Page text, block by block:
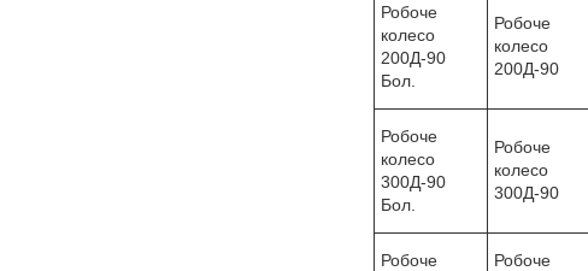
Робоче
колесо
200Д-90
Бол.
Робоче
колесо
200Д-90
Робоче
колесо
300Д-90
Бол.
Робоче
колесо
300Д-90
Робоче
Робоче